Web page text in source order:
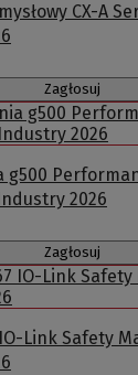
CX-A
Zagłosuj
g500
2026
Zagłosuj
Link Safety